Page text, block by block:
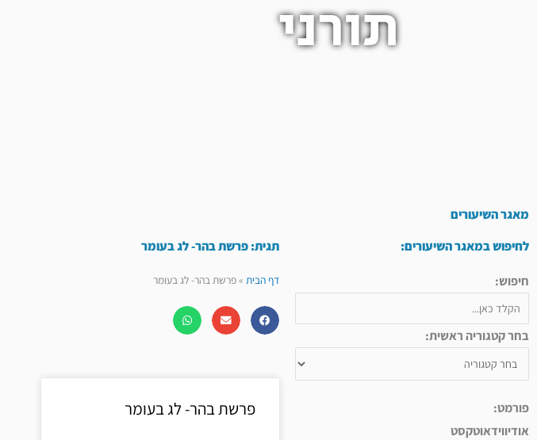
תורני
מאגר השיעורים
לחיפוש במאגר השיעורים:
חיפוש:
בחר קטגוריה ראשית:
פורמט:
אודיווידאוטקסט
תגית: פרשת בהר- לג בעומר
דף הבית»פרשת בהר- לג בעומר
פרשת בהר- לג בעומר